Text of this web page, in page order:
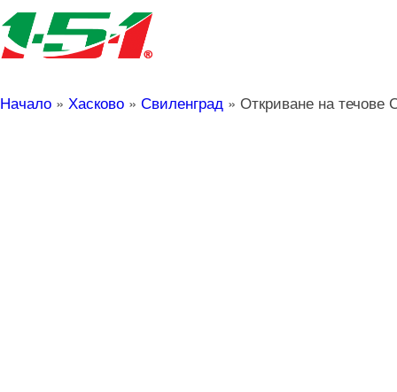
Начало » Хасково » Свиленград » Откриване на течове